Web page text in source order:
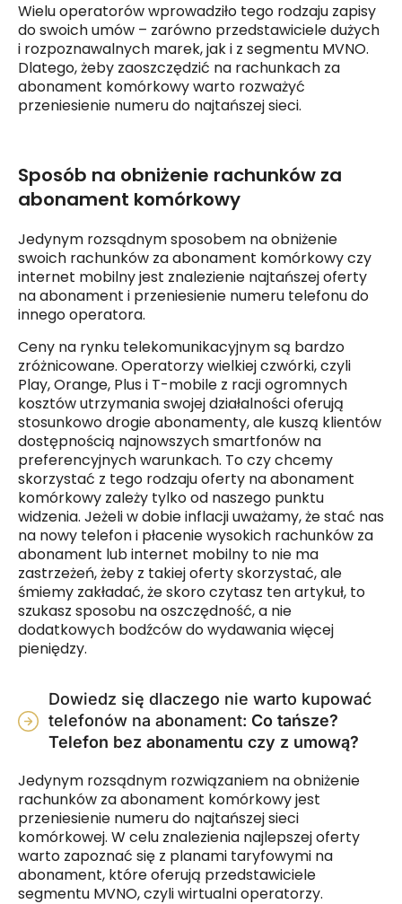
Wielu operatorów wprowadziło tego rodzaju zapisy
do swoich umów – zarówno przedstawiciele dużych
i rozpoznawalnych marek, jak i z segmentu MVNO.
Dlatego, żeby zaoszczędzić na rachunkach za
abonament komórkowy warto rozważyć
przeniesienie numeru do najtańszej sieci.
Sposób na obniżenie rachunków za
abonament komórkowy
Jedynym rozsądnym sposobem na obniżenie
swoich rachunków za abonament komórkowy czy
internet mobilny jest znalezienie najtańszej oferty
na abonament i przeniesienie numeru telefonu do
innego operatora.
Ceny na rynku telekomunikacyjnym są bardzo
zróżnicowane. Operatorzy wielkiej czwórki, czyli
Play, Orange, Plus i T-mobile z racji ogromnych
kosztów utrzymania swojej działalności oferują
stosunkowo drogie abonamenty, ale kuszą klientów
dostępnością najnowszych smartfonów na
preferencyjnych warunkach. To czy chcemy
skorzystać z tego rodzaju oferty na abonament
komórkowy zależy tylko od naszego punktu
widzenia. Jeżeli w dobie inflacji uważamy, że stać nas
na nowy telefon i płacenie wysokich rachunków za
abonament lub internet mobilny to nie ma
zastrzeżeń, żeby z takiej oferty skorzystać, ale
śmiemy zakładać, że skoro czytasz ten artykuł, to
szukasz sposobu na oszczędność, a nie
dodatkowych bodźców do wydawania więcej
pieniędzy.
Dowiedz się dlaczego nie warto kupować
telefonów na abonament: Co tańsze?
Telefon bez abonamentu czy z umową?
Jedynym rozsądnym rozwiązaniem na obniżenie
rachunków za abonament komórkowy jest
przeniesienie numeru do najtańszej sieci
komórkowej. W celu znalezienia najlepszej oferty
warto zapoznać się z planami taryfowymi na
abonament, które oferują przedstawiciele
segmentu MVNO, czyli wirtualni operatorzy.